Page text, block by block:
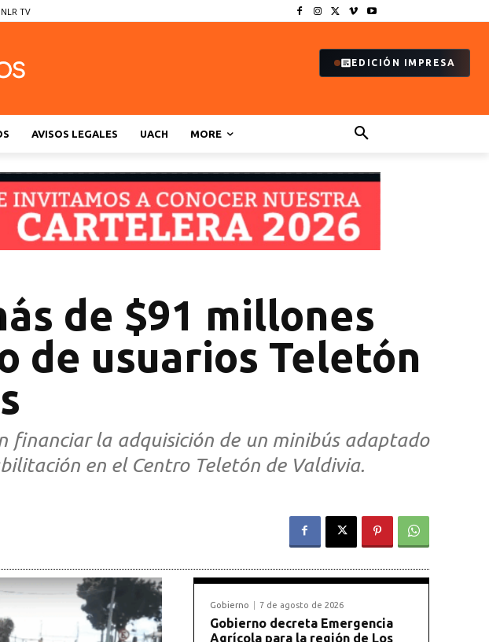
NLR TV
EDICIÓN IMPRESA
AVISOS LEGALES UACH MORE
de $91 millones
de usuarios Teletón
financiar la adquisición de un minibús adaptado
en el Centro Teletón de Valdivia.
Gobierno 7 de agosto de 2026
Gobierno decreta Emergencia
Agrícola para la región de Los